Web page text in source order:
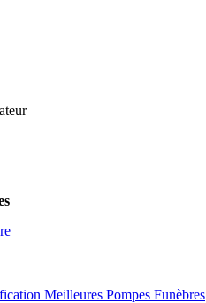
Meilleures Pompes Funèbres